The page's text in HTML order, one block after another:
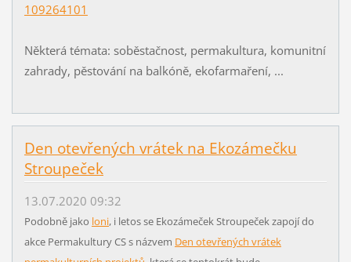
109264101
Některá témata: soběstačnost, permakultura, komunitní
zahrady, pěstování na balkóně, ekofarmaření, ...
Den otevřených vrátek na Ekozámečku
Stroupeček
13.07.2020 09:32
Podobně jako loni, i letos se Ekozámeček Stroupeček zapojí do
akce Permakultury CS s názvem Den otevřených vrátek